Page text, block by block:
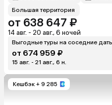
Большая территория
от 638 647 ₽
14 авг. - 20 авг., 6 ночей
Выгодные туры на соседние
от 674 959 ₽
15 авг. - 21 авг., 6 н.
Кешбэк + 9 285